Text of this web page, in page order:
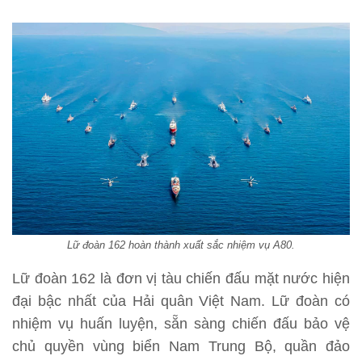
Lữ đoàn 162 hoàn thành xuất sắc nhiệm vụ A80.
Lữ đoàn 162 là đơn vị tàu chiến đấu mặt nước hiện
đại bậc nhất của Hải quân Việt Nam. Lữ đoàn có
nhiệm vụ huấn luyện, sẵn sàng chiến đấu bảo vệ
chủ quyền vùng biển Nam Trung Bộ, quần đảo